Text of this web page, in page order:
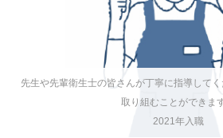
先生や先輩衛生士の皆さんが丁寧に指導して
取り組むことができます
2021年入職